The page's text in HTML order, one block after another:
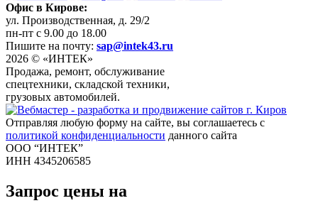
Офис в Кирове:
ул. Производственная, д. 29/2
пн-пт с 9.00 до 18.00
Пишите на почту: sap@intek43.ru
2026 © «ИНТЕК»
Продажа, ремонт, обслуживание
спецтехники, складской техники,
грузовых автомобилей.
Отправляя любую форму на сайте, вы соглашаетесь с
политикой конфиденциальности данного сайта
ООО “ИНТЕК”
ИНН 4345206585
Запрос цены на